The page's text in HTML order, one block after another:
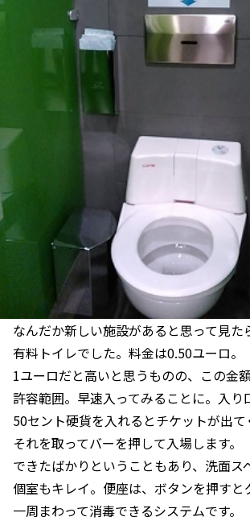
なんだか新しい施設があると思って見た
有料トイレでした。料金は0.50ユーロ。
1ユーロだと高いと思うものの、この金
許容範囲。早速入ってみることに。入り
50セント硬貨を入れるとチケットが出て
それを取ってバーを押して入場します。
できたばかりということもあり、洗面ス
個室もキレイ。便座は、ボタンを押すと
一周まわって消毒できるシステムです。